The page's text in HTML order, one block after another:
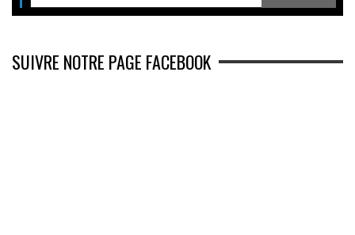
SUIVRE NOTRE PAGE FACEBOOK